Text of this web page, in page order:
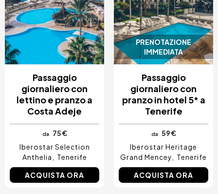
Passaggio
giornaliero con
lettino e pranzo a
Costa Adeje
da
75 €
Iberostar Selection
Anthelia
Tenerife
ACQUISTA ORA
PRENOTAZIONE
IMMEDIATA
Passaggio
giornaliero con
pranzo in hotel 5* a
Tenerife
da 59 €
Iberostar Heritage
Grand Mencey
Tenerife
ACQUISTA ORA